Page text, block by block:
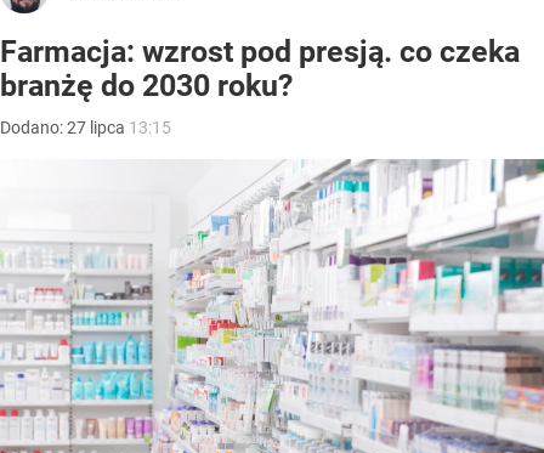
Farmacja: wzrost pod presją. co czeka
branżę do 2030 roku?
Dodano:27 lipca 13:15